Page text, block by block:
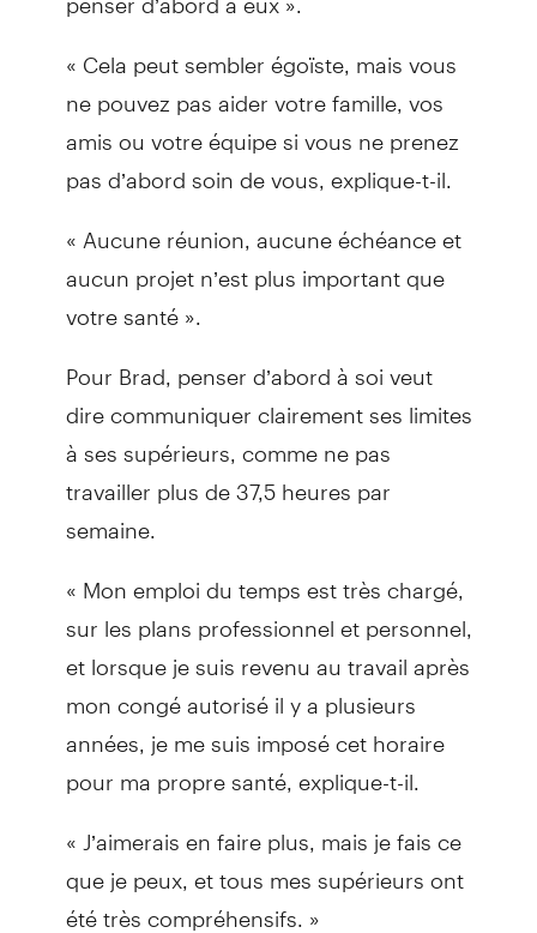
« Cela peut sembler égoïste, mais vous
ne pouvez pas aider votre famille, vos
amis ou votre équipe si vous ne prenez
pas d’abord soin de vous, explique-t-il.
« Aucune réunion, aucune échéance et
aucun projet n’est plus important que
votre santé ».
Pour Brad, penser d’abord à soi veut
dire communiquer clairement ses limites
à ses supérieurs, comme ne pas
travailler plus de 37,5 heures par
semaine.
« Mon emploi du temps est très chargé,
sur les plans professionnel et personnel,
et lorsque je suis revenu au travail après
mon congé autorisé il y a plusieurs
années, je me suis imposé cet horaire
pour ma propre santé, explique-t-il.
« J’aimerais en faire plus, mais je fais ce
que je peux, et tous mes supérieurs ont
été très compréhensifs. »